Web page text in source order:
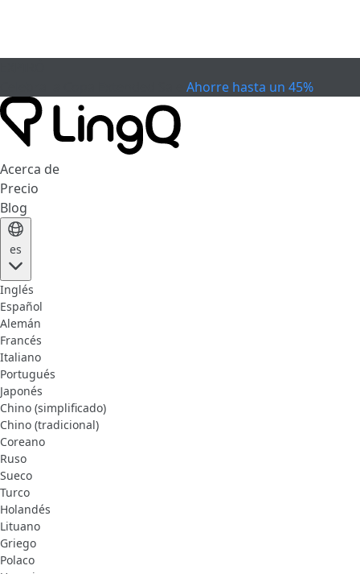
Ahorre hasta un 45%
Acerca de
Precio
Blog
es
Inglés
Español
Alemán
Francés
Italiano
Portugués
Japonés
Chino (simplificado)
Chino (tradicional)
Coreano
Ruso
Sueco
Turco
Holandés
Lituano
Griego
Polaco